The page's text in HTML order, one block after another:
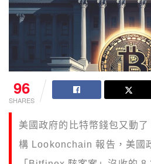
96
SHARES
美國政府的比特幣錢包又動
構 Lookonchain 報告，美國